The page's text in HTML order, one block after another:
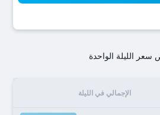
الليلة الواحدة
الإجمالي في الليلة